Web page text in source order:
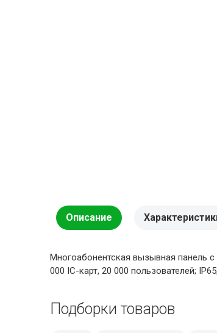
Описание
Многоабонентская вызывная панель
000 IC-карт, 20 000 пользователей;
Подборки товаров